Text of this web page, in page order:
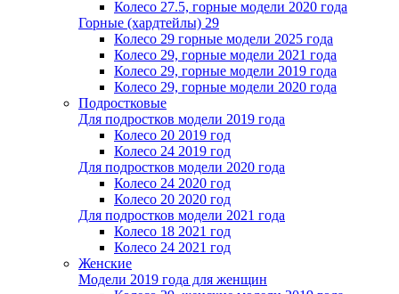
Колесо 27.5, горные модели 2020 года
Горные (хардтейлы) 29
Колесо 29 горные модели 2025 года
Колесо 29, горные модели 2021 года
Колесо 29, горные модели 2019 года
Колесо 29, горные модели 2020 года
Подростковые
Для подростков модели 2019 года
Колесо 20 2019 год
Колесо 24 2019 год
Для подростков модели 2020 года
Колесо 24 2020 год
Колесо 20 2020 год
Для подростков модели 2021 года
Колесо 18 2021 год
Колесо 24 2021 год
Женскиe
Модели 2019 года для женщин